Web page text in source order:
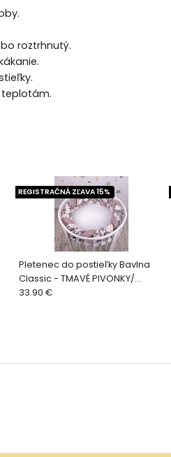
roztrhnutý.
Pletenec do postieľky Bavlna
Classic - TMAVÉ PIVONKY/
RUŽOVÉ DREVO
REGISTRAČNÁ ZĽAVA 15%
33.90 €